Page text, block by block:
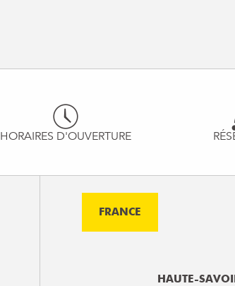
HORAIRES D'OUVERTURE
FRANCE
HAUTE-